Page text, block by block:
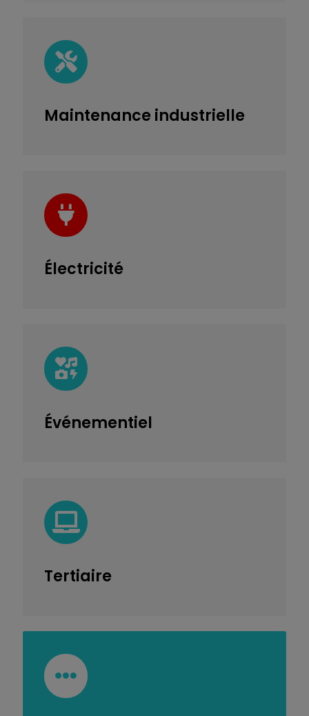
Maintenance industrielle
Électricité
Événementiel
Tertiaire